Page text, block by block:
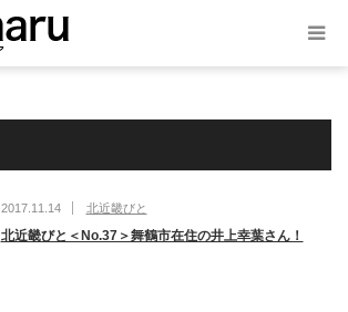
2017.11.14 北近畿びと
北近畿びと＜No.37＞舞鶴市在住の井上幸葉さん！